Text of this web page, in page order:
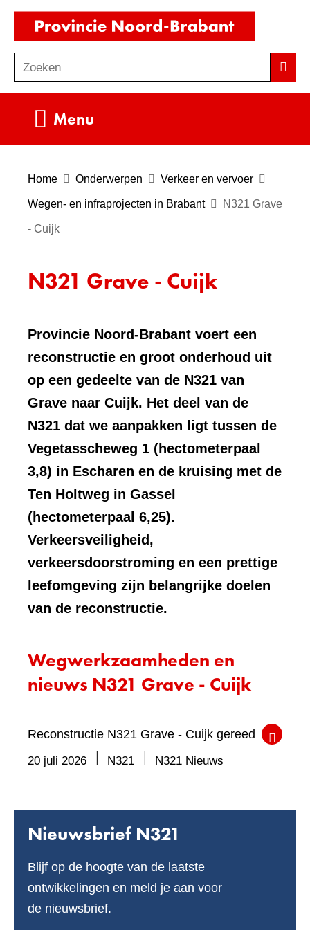
Ga
de
inhoud
o
e
Zoeken
Menu
Home Onderwerpen Verkeer en vervoer
Wegen- en infraprojecten in Brabant N321 Grave
- Cuijk
N321 Grave - Cuijk
Provincie Noord-Brabant voert een
reconstructie en groot onderhoud uit
op een gedeelte van de N321 van
Grave naar Cuijk. Het deel van de
N321 dat we aanpakken ligt tussen de
Vegetasscheweg 1 (hectometerpaal
3,8) in Escharen en de kruising met de
Ten Holtweg in Gassel
(hectometerpaal 6,25).
Verkeersveiligheid,
verkeersdoorstroming en een prettige
leefomgeving zijn belangrijke doelen
van de reconstructie.
Wegwerkzaamheden en
nieuws N321 Grave - Cuijk
Reconstructie N321 Grave - Cuijk gereed
20 juli 2026 N321 N321 Nieuws
Nieuwsbrief N321
Blijf op de hoogte van de laatste
ontwikkelingen en meld je aan voor
de nieuwsbrief.